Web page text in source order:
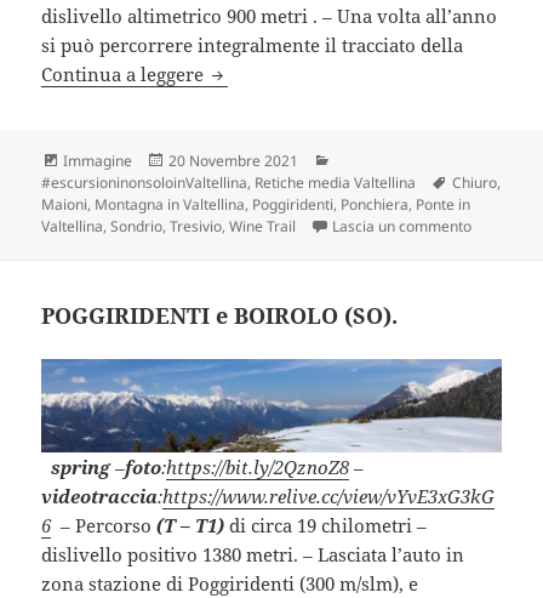
dislivello altimetrico 900 metri . – Una volta all’anno
si può percorrere integralmente il tracciato della
Continua a leggere WINE TRAIL 21km+3 (SO).
Formato
Immagine
Scritto
il
20 Novembre 2021
#escursioninonsoloinValtellina, Retiche media Valtellina Tag
Chiuro,
Maioni, Montagna in Valtellina, Poggiridenti, Ponchiera, Ponte in
Valtellina,Sondrio,Tresivio,Wine Trail Lascia un commentosu WINE
POGGIRIDENTI e BOIROLO (SO).
spring–foto:https://bit.ly/2QznoZ8 –
videotraccia:https://www.relive.cc/view/vYvE3xG3kG
6 – Percorso (T – T1) di circa 19 chilometri –
dislivello positivo 1380 metri. – Lasciata l’auto in
zona stazione di Poggiridenti (300 m/slm), e